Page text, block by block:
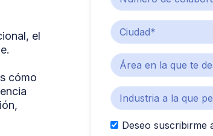
el
cómo
Deseo suscribirme